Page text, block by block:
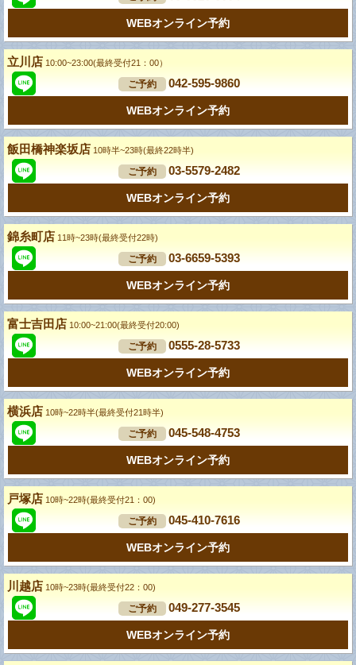
WEBオンライン予約
立川店 10:00~23:00(最終受付21：00）
ご予約 042-595-9860
WEBオンライン予約
飯田橋神楽坂店 10時半~23時(最終22時半)
ご予約 03-5579-2482
WEBオンライン予約
錦糸町店 11時~23時(最終受付22時)
ご予約 03-6659-5393
WEBオンライン予約
富士吉田店 10:00~21:00(最終受付20:00)
ご予約 0555-28-5733
WEBオンライン予約
横浜店 10時~22時半(最終受付21時半)
ご予約 045-548-4753
WEBオンライン予約
戸塚店 10時~22時(最終受付21：00)
ご予約 045-410-7616
WEBオンライン予約
川越店 10時~23時(最終受付22：00)
ご予約 049-277-3545
WEBオンライン予約